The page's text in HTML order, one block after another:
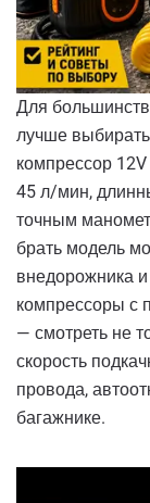
Для
лучше
компрессор
45 л/мин,
точным
брать модель
внедорожника
компрессоры с
— смотреть не
скорость
провода,
багажнике.